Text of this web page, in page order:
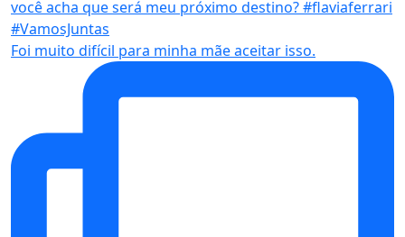
Foi muito difícil para minha mãe aceitar isso.